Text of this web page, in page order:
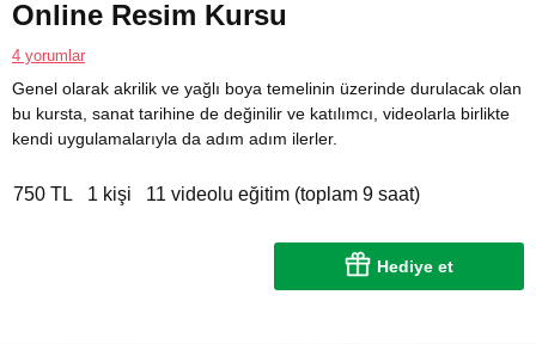
Online Resim Kursu
4 yorumlar
Genel olarak akrilik ve yağlı boya temelinin üzerinde durulacak olan
bu kursta, sanat tarihine de değinilir ve katılımcı, videolarla birlikte
kendi uygulamalarıyla da adım adım ilerler.
750 TL 1 kişi 11 videolu eğitim (toplam 9 saat)
Hediye et